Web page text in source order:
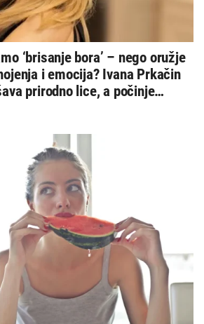
‘brisanje bora’ – nego oružje
i emocija? Ivana Prkačin
prirodno lice, a počinje